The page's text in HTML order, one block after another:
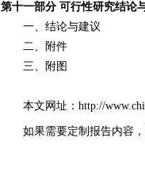
第十一部分 可行性研究结论
一、结论与建议
二、附件
三、附图
本文网址：http://
如果需要定制报告内容，